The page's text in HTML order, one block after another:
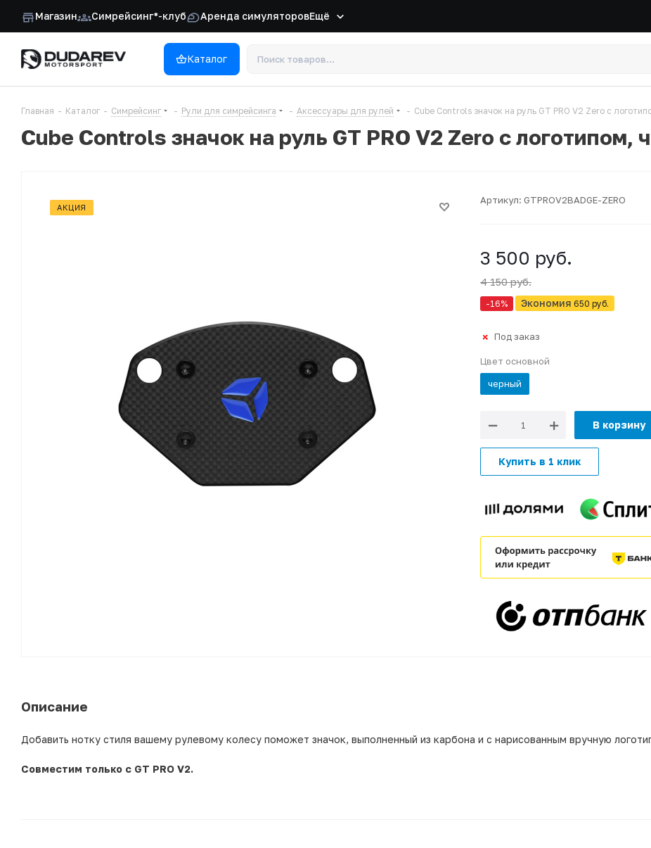
Магазин Симрейсинг*-клуб Аренда симуляторовЕщё
Каталог
Главная - Каталог - Симрейсинг - Рули для симрейсинга - Аксессуары для рулей - Cube Controls значок на руль GT PRO V2 Zero с
Cube Controls значок на руль GT PRO V2 Zero с логотипом,
АКЦИЯ
Артикул: GTPROV2BADGE-ZERO
3 500 руб.
4 150 руб.
-16% Экономия 650 руб.
Под заказ
Цвет основной
черный
В корзину
Купить в 1 клик
Описание
Добавить нотку стиля вашему рулевому колесу поможет значок, выполненный из карбона и с нарисованным вручную
Совместим только с GT PRO V2.